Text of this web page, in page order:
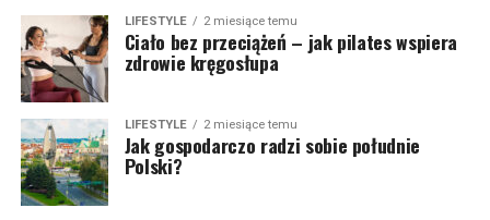
LIFESTYLE 2 miesiące temu
Ciało bez przeciążeń – jak pilates wspiera
zdrowie kręgosłupa
LIFESTYLE 2 miesiące temu
Jak gospodarczo radzi sobie południe
Polski?